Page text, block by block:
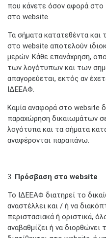
που κάνετε όσον αφορά στο
στο website.
Τα σήματα κατατεθέντα και
στο website αποτελούν
μερών. Κάθε επανάχρηση,
των λογότυπων και των
απαγορεύεται, εκτός αν
ΙΔΕΕΑΦ.
Καμία αναφορά στο website
παραχώρηση δικαιωμάτων
λογότυπα και τα σήματα
αναφέρονται παραπάνω.
3. Πρόσβαση στο website
Το ΙΔΕΕΑΦ διατηρεί το
αναστέλλει και / ή να
περιστασιακά ή οριστικά,
αναβαθμίζει ή να διορθώνει